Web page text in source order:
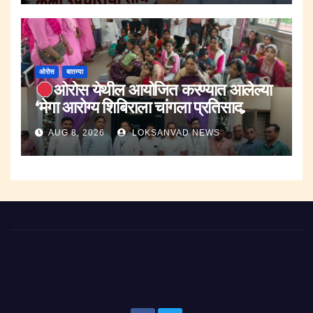
ओरोस बातम्या
ओरोस येथील आयोजित करण्यात आलेल्या
‘मेगा आरोग्य शिबिराला चांगला प्रतिसाद.
AUG 8, 2026 LOKSANVAD NEWS